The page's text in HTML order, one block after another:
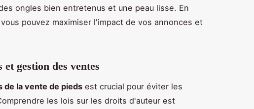
ongles bien entretenus et une peau lisse. En
pouvez maximiser l'impact de vos annonces et
gestion des ventes
de la vente de pieds est crucial pour éviter les
les lois sur les droits d'auteur est